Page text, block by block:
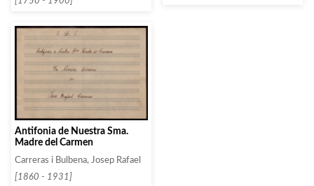
Antifonia de Nuestra Sma.
Madre del Carmen
Carreras i Bulbena, Josep Rafael
[1860 - 1931]